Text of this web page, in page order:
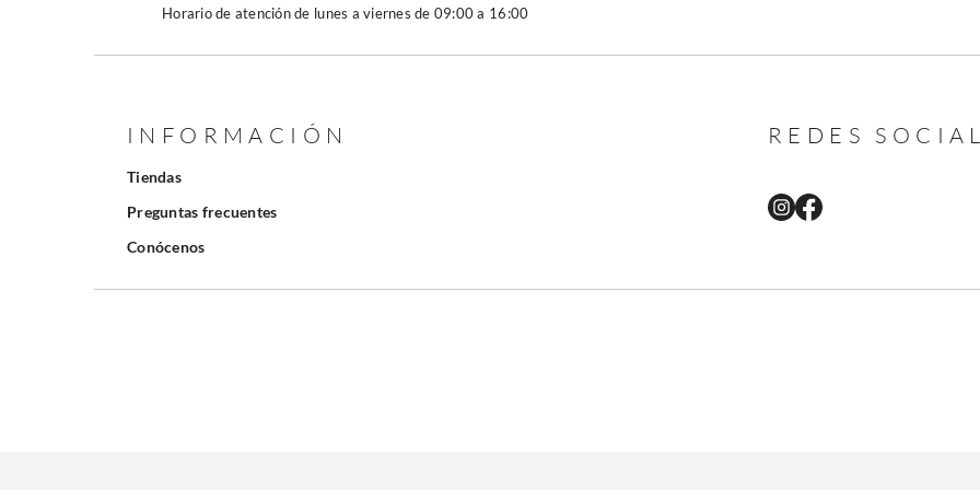
Horario de atención de lunes a viernes de 09:00 a 16:00
INFORMACIÓN
Tiendas
Preguntas frecuentes
Conócenos
REDES